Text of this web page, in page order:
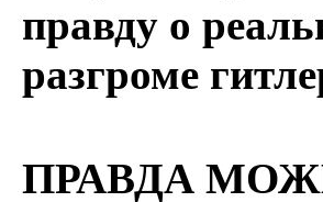
правду о
разгроме
ПРАВДА